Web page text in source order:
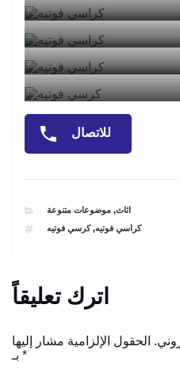
للاتصال
CATEGORIES اثاث,موضوعات متنوعة
TAGS
كراسي فوتيه,كرسي فوتيه
اترك تعليقاً
الحقول الإلزامية مشار إليها
*